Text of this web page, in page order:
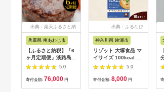
出典：楽天ふるさと納
税
兵庫県 南あわじ市
【ふるさと納税】「6
ヶ月定期便」淡路島玉
ねぎハンバーグ
200g×12個（冷凍）
×6ヶ月
5.0
寄付金額: 76,000 円
出典：ふるなび
神奈川県 綾瀬市
リゾット 大塚食品 マ
イサイズ 100kcal チ
ーズリゾットの素 10
個 ゴーダ パルメザン
エダム チェダー コク
5.0
寄付金額: 8,000 円